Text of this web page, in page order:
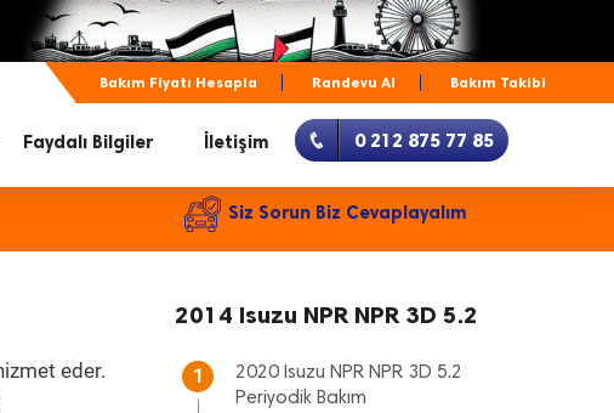
Bakım Fiyatı Hesapla Randevu Al Bakım Takibi
Faydalı Bilgiler İletişim 0 212 875 77 85
Siz Sorun Biz Cevaplayalım
eder.
2014 Isuzu NPR NPR 3D 5.2
1
2020 Isuzu NPR NPR 3D 5.2
Periyodik Bakım